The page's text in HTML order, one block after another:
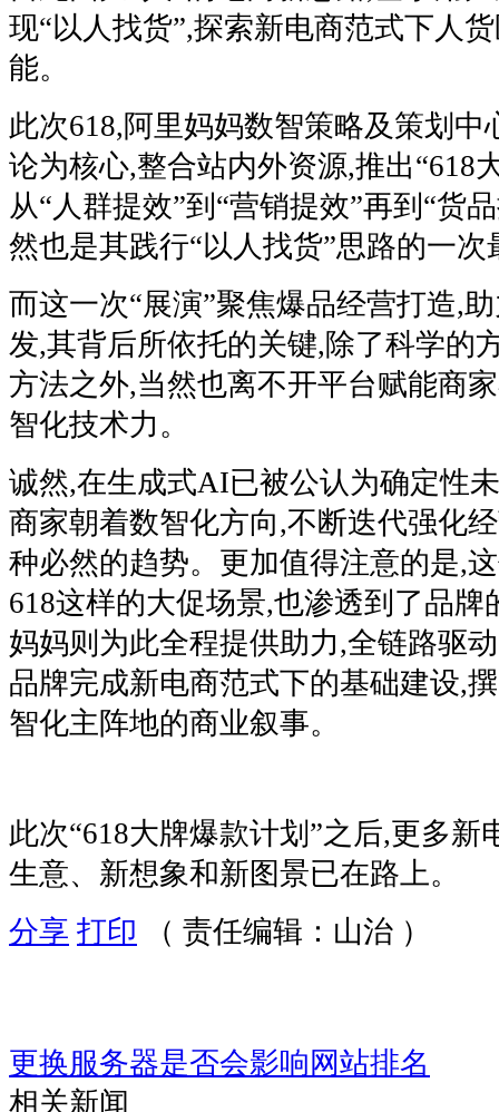
现“以人找货”,探索新电商范式下人
能。
此次618,阿里妈妈数智策略及策划
论为核心,整合站内外资源,推出“618
从“人群提效”到“营销提效”再到“货
然也是其践行“以人找货”思路的一次
而这一次“展演”聚焦爆品经营打造,
发,其背后所依托的关键,除了科学的
方法之外,当然也离不开平台赋能商
智化技术力。
诚然,在生成式AI已被公认为确定性
商家朝着数智化方向,不断迭代强化
种必然的趋势。更加值得注意的是,
618这样的大促场景,也渗透到了品牌
妈妈则为此全程提供助力,全链路驱
品牌完成新电商范式下的基础建设,
智化主阵地的商业叙事。
此次“618大牌爆款计划”之后,更多新
生意、新想象和新图景已在路上。
分享 打印 （ 责任编辑：山治 ）
更换服务器是否会影响网站排名
相关新闻